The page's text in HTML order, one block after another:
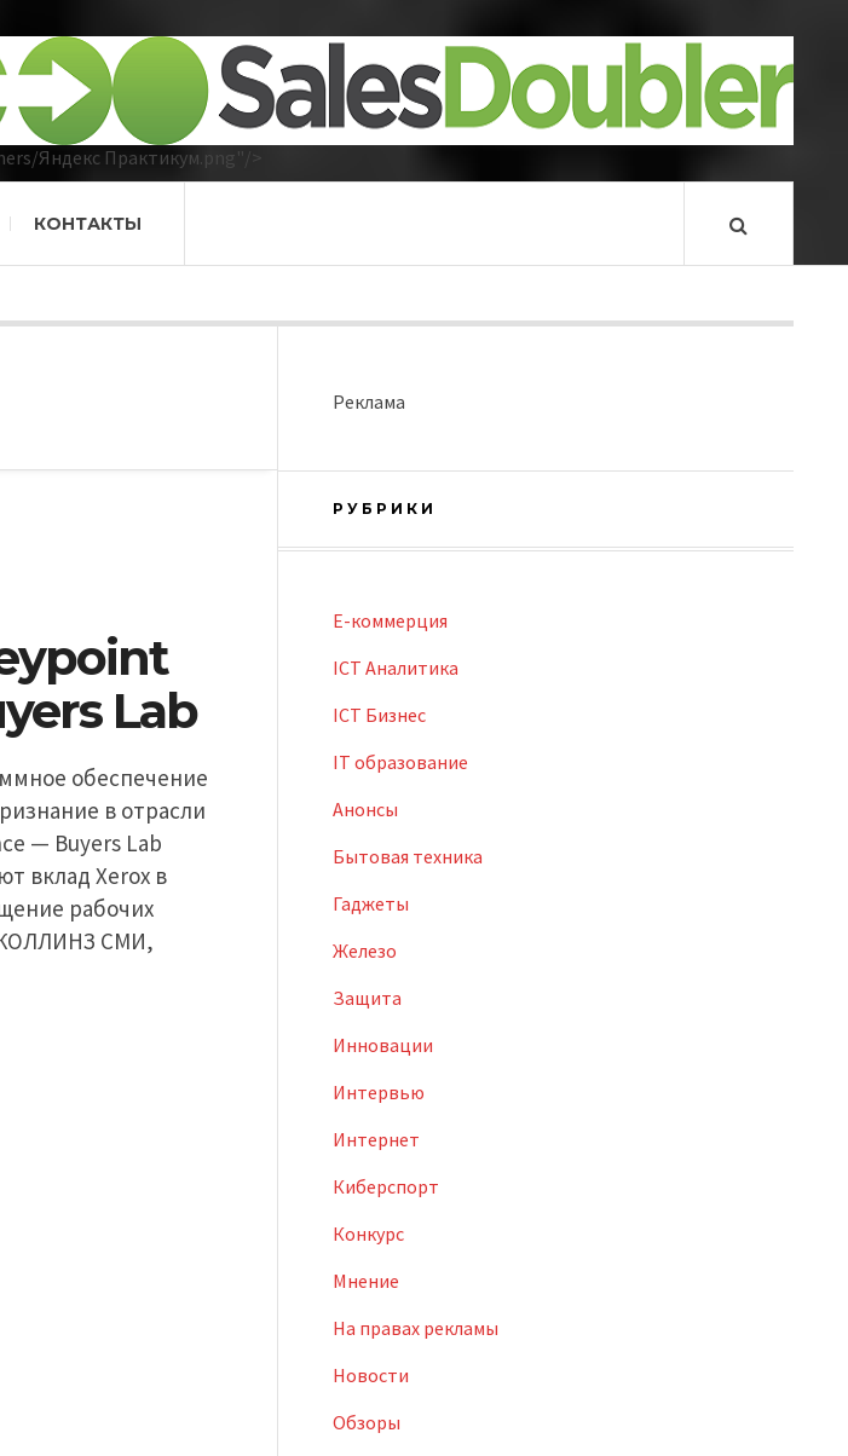
Яндекс Практикум.png"/>
КОНТАКТЫ
Lab
обеспечение
в отрасли
— Buyers Lab
вклад Xerox в
рабочих
СМИ,
Реклама
РУБРИКИ
E-коммерция
ICT Аналитика
ICT Бизнес
IT образование
Анонсы
Бытовая техника
Гаджеты
Железо
Защита
Инновации
Интервью
Интернет
Киберспорт
Конкурс
Мнение
На правах рекламы
Новости
Обзоры